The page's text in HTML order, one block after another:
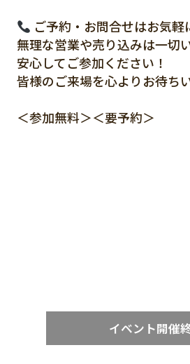
ご予約・お問合せはお気軽
無理な営業や売り込みは一切
安心してご参加ください！
皆様のご来場を心よりお待ち
＜参加無料＞＜要予約＞
イベント開催